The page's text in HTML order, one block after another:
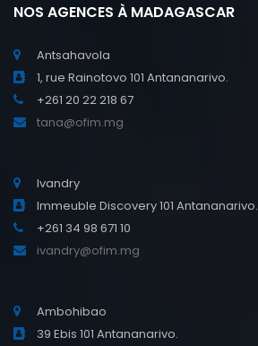
NOS AGENCES À MADAGASCAR
Antsahavola
1, rue Rainotovo 101 Antananarivo.
+261 20 22 218 67
tana@ofim.mg
Ivandry
Immeuble Discovery 101 Antananarivo.
+261 34 98 671 10
ivandry@ofim.mg
Ambohibao
39 Ebis 101 Antananarivo.